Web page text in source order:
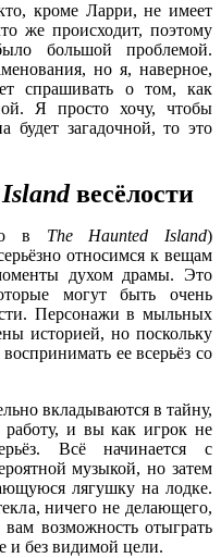
кроме Ларри, не имеет
же происходит, поэтому
большой проблемой.
но я, наверное,
спрашивать о том, как
Я просто хочу, чтобы
будет загадочной, то это
весёлости
в The Haunted Island)
относимся к вещам
духом драмы. Это
могут быть очень
Персонажи в мыльных
историей, но поскольку
ее всерьёз со
вкладываются в тайну,
и вы как игрок не
Всё начинается с
музыкой, но затем
лягушку на лодке.
ничего не делающего,
вам возможность отыграть
и без видимой цели.